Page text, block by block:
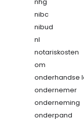
nhg
nibc
nibud
nl
notariskosten
om
onderhandse
ondernemer
onderneming
onderpand